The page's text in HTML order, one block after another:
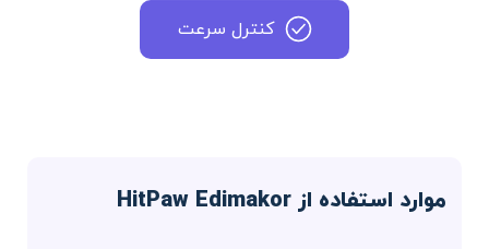
کنترل سرعت
موارد استفاده از HitPaw Edimakor